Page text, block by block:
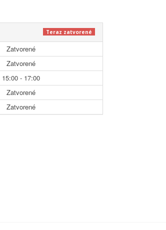
Teraz zatvorené
Zatvorené
Zatvorené
15:00 - 17:00
Zatvorené
Zatvorené